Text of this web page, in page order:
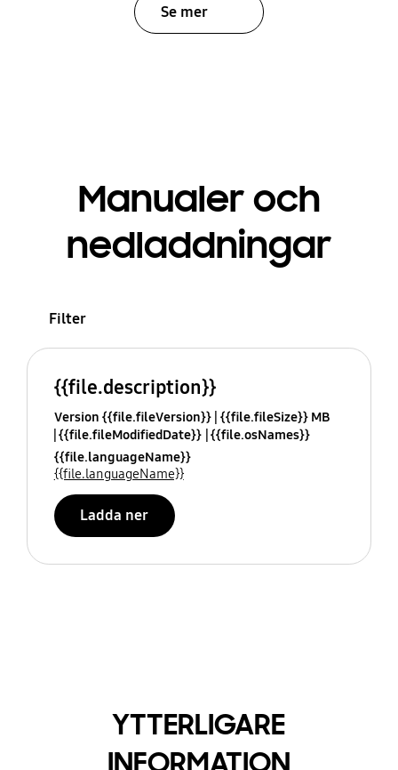
Se mer
Manualer och
nedladdningar
Filter
{{file.description}}
Version {{file.fileVersion}} {{file.fileSize}} MB
{{file.fileModifiedDate}} {{file.osNames}}
{{file.languageName}}
{{file.languageName}}
Ladda ner
YTTERLIGARE